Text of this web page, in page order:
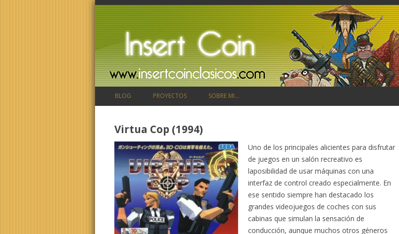
BLOG PROYECTOS SOBRE MI…
Virtua Cop (1994)
Uno de los principales alicientes para disfrutar
de juegos en un salón recreativo es
laposibilidad de usar máquinas con una
interfaz de control creado especialmente. En
ese sentido siempre han destacado los
grandes videojuegos de coches con sus
cabinas que simulan la sensación de
conducción, aunque muchos otros géneros